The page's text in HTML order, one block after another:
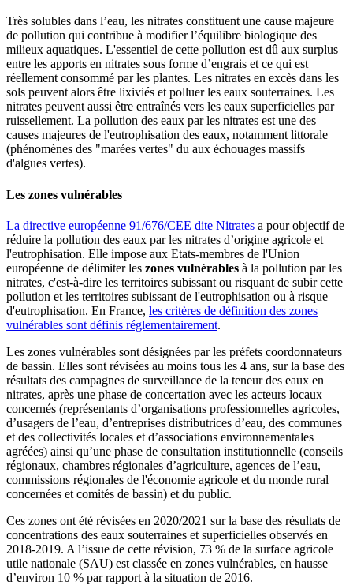
Très solubles dans l’eau, les nitrates constituent une cause majeure
de pollution qui contribue à modifier l’équilibre biologique des
milieux aquatiques. L'essentiel de cette pollution est dû aux surplus
entre les apports en nitrates sous forme d’engrais et ce qui est
réellement consommé par les plantes. Les nitrates en excès dans les
sols peuvent alors être lixiviés et polluer les eaux souterraines. Les
nitrates peuvent aussi être entraînés vers les eaux superficielles par
ruissellement. La pollution des eaux par les nitrates est une des
causes majeures de l'eutrophisation des eaux, notamment littorale
(phénomènes des "marées vertes" du aux échouages massifs
d'algues vertes).
Les zones vulnérables
La directive européenne 91/676/CEE dite Nitrates a pour objectif de
réduire la pollution des eaux par les nitrates d’origine agricole et
l'eutrophisation. Elle impose aux Etats-membres de l'Union
européenne de délimiter les zones vulnérables à la pollution par les
nitrates, c'est-à-dire les territoires subissant ou risquant de subir cette
pollution et les territoires subissant de l'eutrophisation ou à risque
d'eutrophisation. En France, les critères de définition des zones
vulnérables sont définis réglementairement.
Les zones vulnérables sont désignées par les préfets coordonnateurs
de bassin. Elles sont révisées au moins tous les 4 ans, sur la base des
résultats des campagnes de surveillance de la teneur des eaux en
nitrates, après une phase de concertation avec les acteurs locaux
concernés (représentants d’organisations professionnelles agricoles,
d’usagers de l’eau, d’entreprises distributrices d’eau, des communes
et des collectivités locales et d’associations environnementales
agréées) ainsi qu’une phase de consultation institutionnelle (conseils
régionaux, chambres régionales d’agriculture, agences de l’eau,
commissions régionales de l'économie agricole et du monde rural
concernées et comités de bassin) et du public.
Ces zones ont été révisées en 2020/2021 sur la base des résultats de
concentrations des eaux souterraines et superficielles observés en
2018-2019. A l’issue de cette révision, 73 % de la surface agricole
utile nationale (SAU) est classée en zones vulnérables, en hausse
d’environ 10 % par rapport à la situation de 2016.